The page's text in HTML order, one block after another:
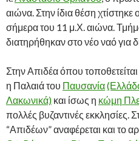
αιώνα. Στην ίδια θέση
σήμερα του 11 μ.Χ. αιώνα.
διατηρήθηκαν στο νέο ναό για
Στην Απιδέα όπου τοποθετείται
η Παλαιά του Παυσανία
Λακωνικά) και ίσως η κώμη
πολλές βυζαντινές εκκλησίες.
“Απιδέων” αναφέρεται και το